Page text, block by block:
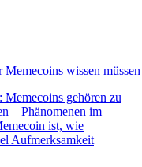
wissen müssen
gehören zu
– Phänomenen im
ist, wie
Aufmerksamkeit